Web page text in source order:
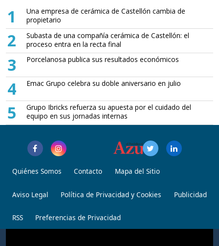
1
Una empresa de cerámica de Castellón cambia de
propietario
2
Subasta de una compañía cerámica de Castellón: el
proceso entra en la recta final
3 Porcelanosa publica sus resultados económicos
4 Emac Grupo celebra su doble aniversario en julio
5
Grupo Ibricks refuerza su apuesta por el cuidado del
equipo en sus jornadas internas
Quiénes Somos Contacto Mapa del Sitio
Aviso Legal Política de Privacidad y Cookies Publicidad
RSS Preferencias de Privacidad